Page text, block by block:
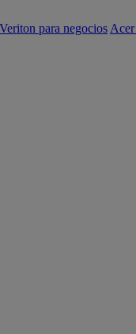
para negocios